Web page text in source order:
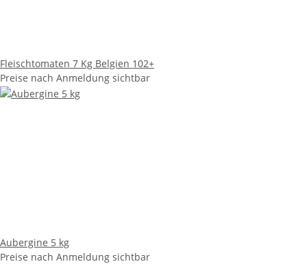
Fleischtomaten 7 Kg Belgien 102+
Preise nach Anmeldung sichtbar
Aubergine 5 kg
Preise nach Anmeldung sichtbar